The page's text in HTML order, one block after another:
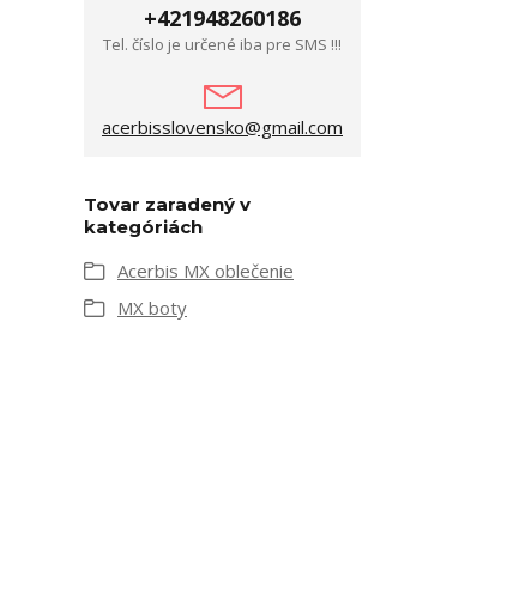
+421948260186
Tel. číslo je určené iba pre SMS !!!
acerbisslovensko@gmail.com
Tovar zaradený v
kategóriách
Acerbis MX oblečenie
MX boty